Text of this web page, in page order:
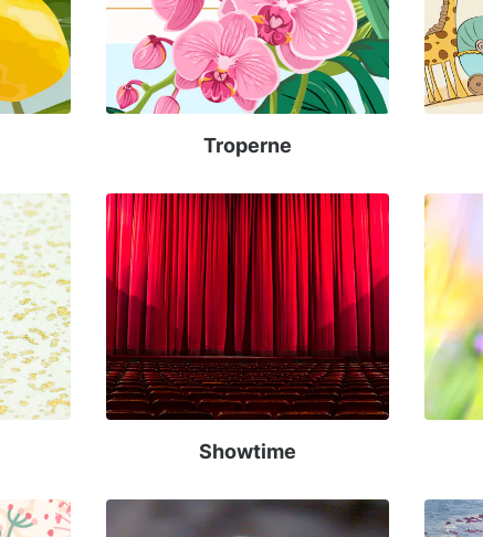
Troperne
Showtime